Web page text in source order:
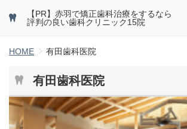
【PR】赤羽で矯正歯科治療をするなら
評判の良い歯科クリニック15院
HOME 有田歯科医院
有田歯科医院